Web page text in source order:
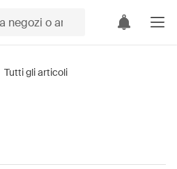
Tutti gli articoli